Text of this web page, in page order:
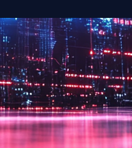
Solutions